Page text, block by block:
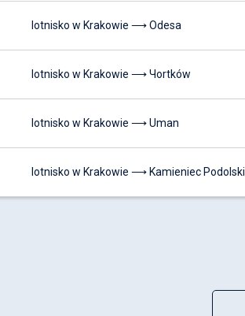
lotnisko w Krakowie ⟶ Odesa
lotnisko w Krakowie ⟶ Чortków
lotnisko w Krakowie ⟶ Uman
lotnisko w Krakowie ⟶ Kamieniec Podolski